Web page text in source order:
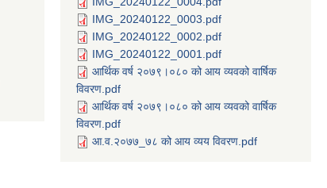
IMG_20240122_0003.pdf
IMG_20240122_0002.pdf
IMG_20240122_0001.pdf
आर्थिक वर्ष २०७९।०८० को आय व्यवको वार्षिक
विवरण.pdf
आर्थिक वर्ष २०७९।०८० को आय व्यवको वार्षिक
विवरण.pdf
आ.व.२०७७_७८ को आय व्यय विवरण.pdf